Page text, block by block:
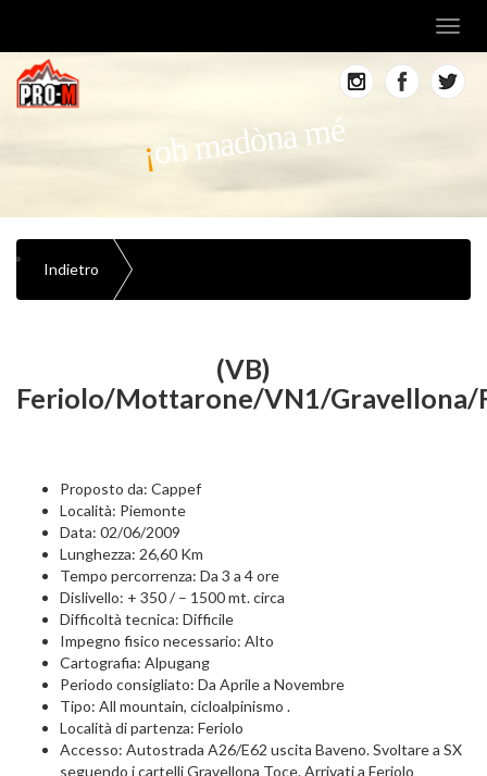
oh madòna mé
Indietro
(VB)
Feriolo/Mottarone/VN1/Gravellona/
Proposto da: Cappef
Località: Piemonte
Data: 02/06/2009
Lunghezza: 26,60 Km
Tempo percorrenza: Da 3 a 4 ore
Dislivello: + 350 / – 1500 mt. circa
Difficoltà tecnica: Difficile
Impegno fisico necessario: Alto
Cartografia: Alpugang
Periodo consigliato: Da Aprile a Novembre
Tipo: All mountain, cicloalpinismo .
Località di partenza: Feriolo
Accesso: Autostrada A26/E62 uscita Baveno. Svoltare a SX
seguendo i cartelli Gravellona Toce. Arrivati a Feriolo